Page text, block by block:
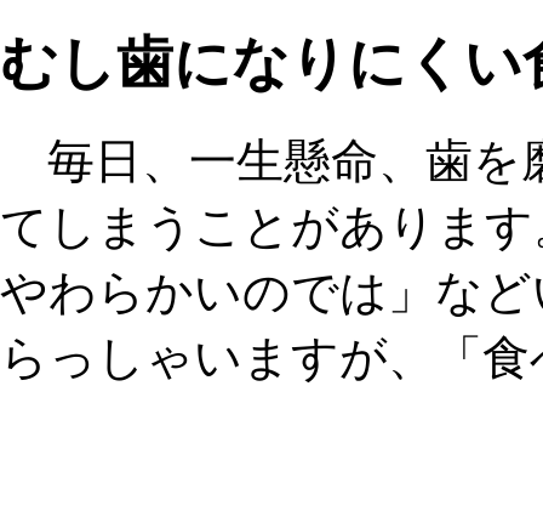
むし歯になりにくい
毎日、一生懸命、歯を
てしまうことがありま
やわらかいのでは」な
らっしゃいますが、「